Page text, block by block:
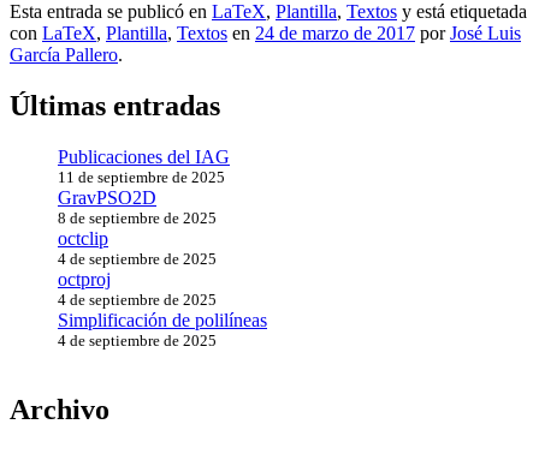
Esta entrada se publicó en LaTeX, Plantilla, Textos y está etiquetada
con LaTeX, Plantilla, Textos en 24 de marzo de 2017 porJosé Luis
García Pallero.
Últimas entradas
Publicaciones del IAG
11 de septiembre de 2025
GravPSO2D
8 de septiembre de 2025
octclip
4 de septiembre de 2025
octproj
4 de septiembre de 2025
Simplificación de polilíneas
4 de septiembre de 2025
Archivo